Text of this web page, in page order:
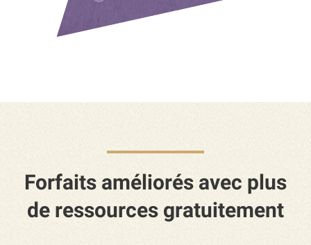
Forfaits améliorés avec plus
de ressources gratuitement